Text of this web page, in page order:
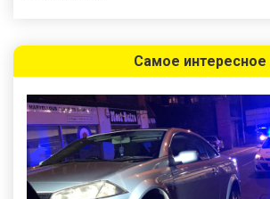
Самое интересное